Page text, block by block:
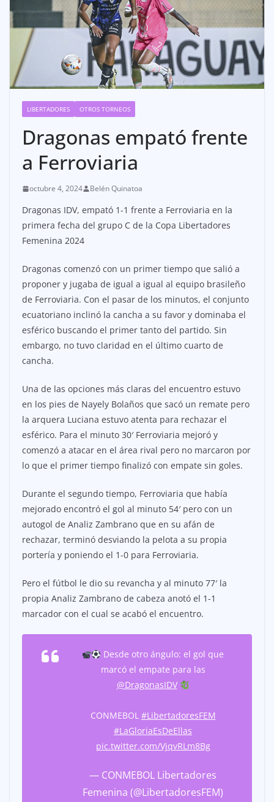
LIBERTADORES OTROS TORNEOS
Dragonas empató frente
a Ferroviaria
octubre 4, 2024 Belén Quinatoa
Dragonas IDV, empató 1-1 frente a Ferroviaria en la
primera fecha del grupo C de la Copa Libertadores
Femenina 2024
Dragonas comenzó con un primer tiempo que salió a
proponer y jugaba de igual a igual al equipo brasileño
de Ferroviaria. Con el pasar de los minutos, el conjunto
ecuatoriano inclinó la cancha a su favor y dominaba el
esférico buscando el primer tanto del partido. Sin
embargo, no tuvo claridad en el último cuarto de
cancha.
Una de las opciones más claras del encuentro estuvo
en los pies de Nayely Bolaños que sacó un remate pero
la arquera Luciana estuvo atenta para rechazar el
esférico. Para el minuto 30′ Ferroviaria mejoró y
comenzó a atacar en el área rival pero no marcaron por
lo que el primer tiempo finalizó con empate sin goles.
Durante el segundo tiempo, Ferroviaria que había
mejorado encontró el gol al minuto 54′ pero con un
autogol de Analiz Zambrano que en su afán de
rechazar, terminó desviando la pelota a su propia
portería y poniendo el 1-0 para Ferroviaria.
Pero el fútbol le dio su revancha y al minuto 77′ la
propia Analiz Zambrano de cabeza anotó el 1-1
marcador con el cual se acabó el encuentro.
Desde otro ángulo: el gol que
marcó el empate para las
@DragonasIDV
CONMEBOL #LibertadoresFEM
#LaGloriaEsDeEllas
pic.twitter.com/VjqvRLm8Bg
— CONMEBOL Libertadores
Femenina (@LibertadoresFEM)